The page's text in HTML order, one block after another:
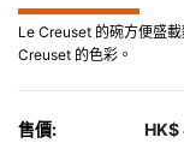
Le Creuset 的碗方便盛
Creuset 的色彩。
售價: